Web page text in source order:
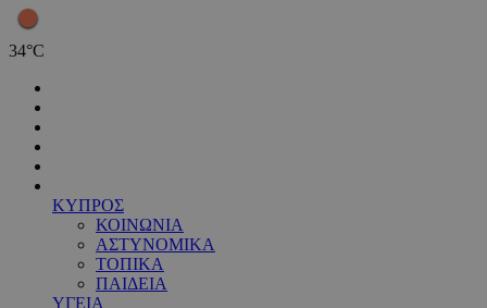
34°C
ΚΥΠΡΟΣ
ΚΟΙΝΩΝΙΑ
ΑΣΤΥΝΟΜΙΚΑ
ΤΟΠΙΚΑ
ΠΑΙΔΕΙΑ
ΥΓΕΙΑ